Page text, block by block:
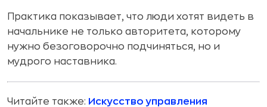
Практика показывает, что люди хотят видеть в
начальнике не только авторитета, которому
нужно безоговорочно подчиняться, но и
мудрого наставника.
Читайте также: Искусство управления